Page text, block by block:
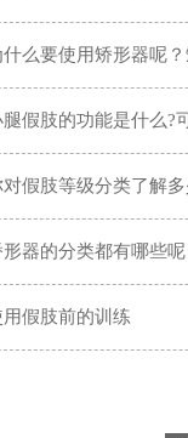
什么要使用矫形器呢
腿假肢的功能是什么?
对假肢等级分类了解多
形器的分类都有哪些呢
用假肢前的训练